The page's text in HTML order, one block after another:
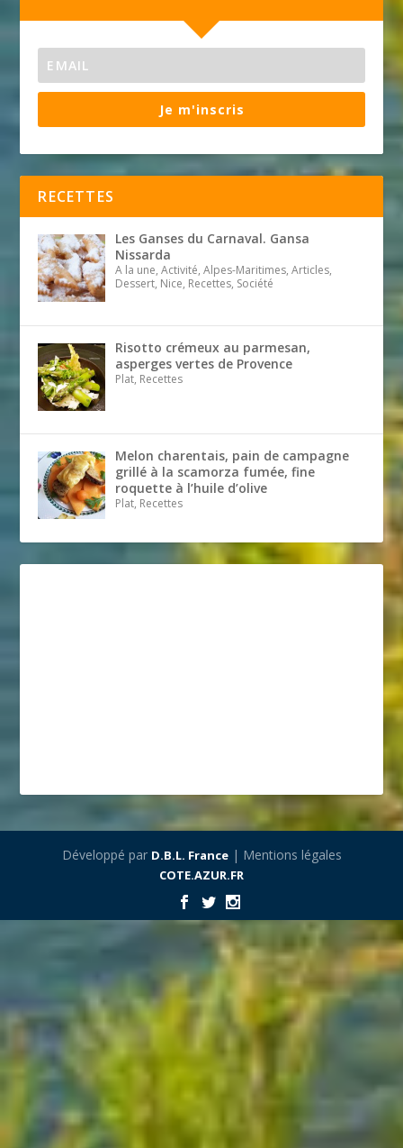
Je m'inscris
RECETTES
Les Ganses du Carnaval. Gansa
Nissarda
A la une, Activité, Alpes-Maritimes, Articles,
Dessert, Nice, Recettes, Société
Risotto crémeux au parmesan,
asperges vertes de Provence
Plat, Recettes
Melon charentais, pain de campagne
grillé à la scamorza fumée, fine
roquette à l’huile d’olive
Plat, Recettes
Développé par D.B.L. France| Mentions légales
COTE.AZUR.FR